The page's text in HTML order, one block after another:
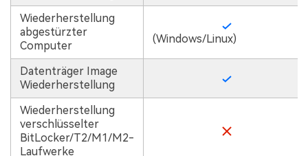
Wiederherstellung
abgestürzter
Computer
(Windows/Linux)
Datenträger Image
Wiederherstellung
Wiederherstellung
verschlüsselter
BitLocker/T2/M1/M2-
Laufwerke